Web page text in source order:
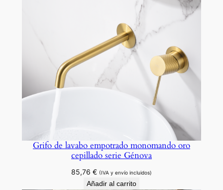
Grifo de lavabo empotrado monomando oro
cepillado serie Génova
85,76 € (IVA y envío incluidos)
Añadir al carrito